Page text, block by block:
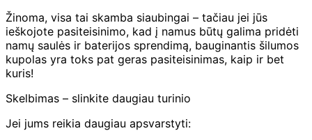
Žinoma, visa tai skamba siaubingai – tačiau jei jūs
ieškojote pasiteisinimo, kad į namus būtų galima pridėti
namų saulės ir baterijos sprendimą, bauginantis šilumos
kupolas yra toks pat geras pasiteisinimas, kaip ir bet
kuris!
Skelbimas – slinkite daugiau turinio
Jei jums reikia daugiau apsvarstyti: